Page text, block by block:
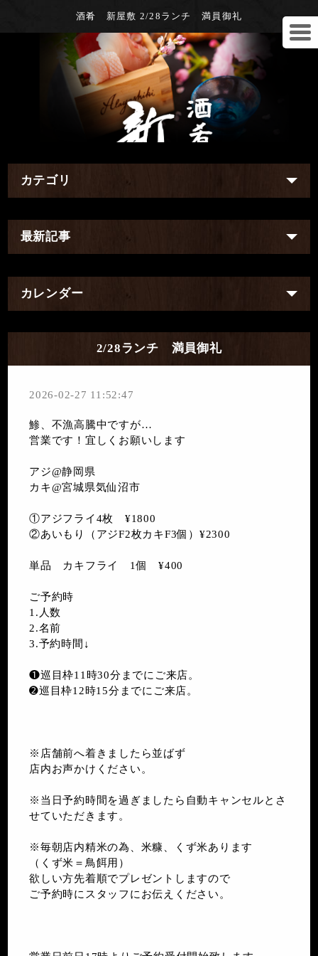
酒肴 新屋敷 2/28ランチ 満員御礼
カテゴリ
最新記事
カレンダー
2/28ランチ 満員御礼
2026-02-27 11:52:47
鯵、不漁高騰中ですが…
営業です！宜しくお願いします
アジ@静岡県
カキ@宮城県気仙沼市
①アジフライ4枚 ¥1800
②あいもり（アジF2枚カキF3個）¥2300
単品 カキフライ 1個 ¥400
ご予約時
1.人数
2.名前
3.予約時間↓
❶巡目枠11時30分までにご来店。
➋巡目枠12時15分までにご来店。
※店舗前へ着きましたら並ばず
店内お声かけください。
※当日予約時間を過ぎましたら自動キャンセルとさ
せていただきます。
※毎朝店内精米の為、米糠、くず米あります
（くず米＝鳥餌用）
欲しい方先着順でプレゼントしますので
ご予約時にスタッフにお伝えください。